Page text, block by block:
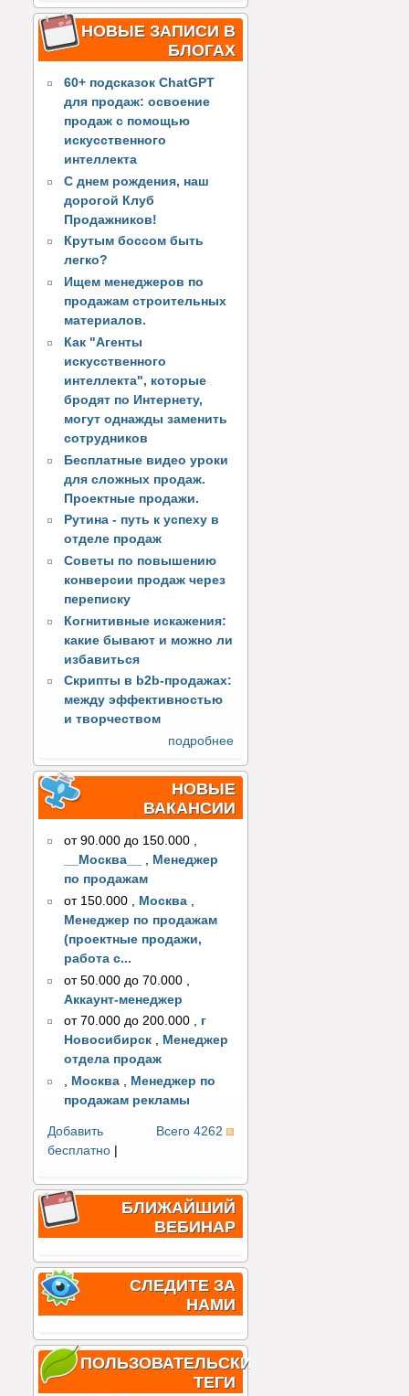
НОВЫЕ ЗАПИСИ В
БЛОГАХ
60+ подсказок ChatGPT
для продаж: освоение
продаж с помощью
искусственного
интеллекта
С днем рождения, наш
дорогой Клуб
Продажников!
Крутым боссом быть
легко?
Ищем менеджеров по
продажам строительных
материалов.
Как "Агенты
искусственного
интеллекта", которые
бродят по Интернету,
могут однажды заменить
сотрудников
Бесплатные видео уроки
для сложных продаж.
Проектные продажи.
Рутина - путь к успеху в
отделе продаж
Советы по повышению
конверсии продаж через
переписку
Когнитивные искажения:
какие бывают и можно ли
избавиться
Скрипты в b2b-продажах:
между эффективностью
и творчеством
подробнее
НОВЫЕ
ВАКАНСИИ
от 90.000 до 150.000 ,
__Москва__
, Менеджер
по продажам
от 150.000
Москва
Менеджер по продажам
(проектные продажи,
работа с...
от 50.000 до 70.000
Аккаунт-менеджер
от 70.000 до 200.000 , г
Новосибирск , Менеджер
отдела продаж
, Москва , Менеджер по
продажам рекламы
Всего 4262
Добавить
бесплатно
БЛИЖАЙШИЙ
ВЕБИНАР
СЛЕДИТЕ ЗА
НАМИ
ПОЛЬЗОВАТЕЛЬСКИЕ
ТЕГИ